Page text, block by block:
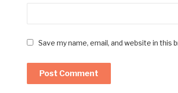
Save my name, email, and website in